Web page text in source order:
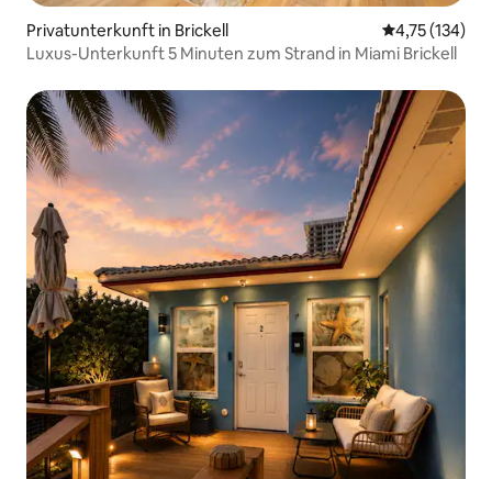
Privatunterkunft in Brickell
4,75 (134)
Luxus-Unterkunft 5 Minuten zum Strand in Miami Brickell